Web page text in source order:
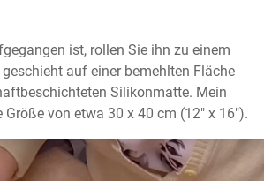
ist, rollen Sie ihn zu einem
auf einer bemehlten Fläche
Silikonmatte. Mein
Größe von etwa 30 x 40 cm (12" x 16").